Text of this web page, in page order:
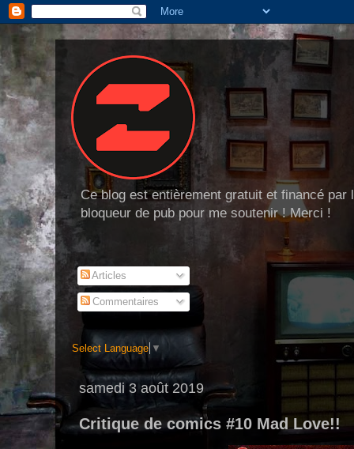
Ce blog est entièrement gratuit et financé
bloqueur de pub pour me soutenir ! Merci !
Articles
Commentaires
Select Language ▼
samedi 3 août 2019
Critique de comics #10 Mad Love!!